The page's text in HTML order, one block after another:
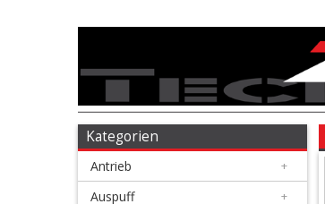
Antrieb
Auspuff
Ausrüstung
Kategorien
Antrieb +
Auspuff +